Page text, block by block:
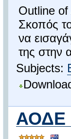
Outline
Σκοπός
να
της στην
Subjects:
ΑΟΔΕ